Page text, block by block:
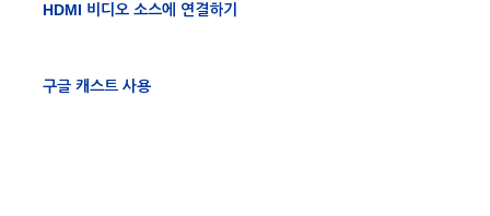
HDMI 비디오 소스에 연결하기
구글 캐스트 사용